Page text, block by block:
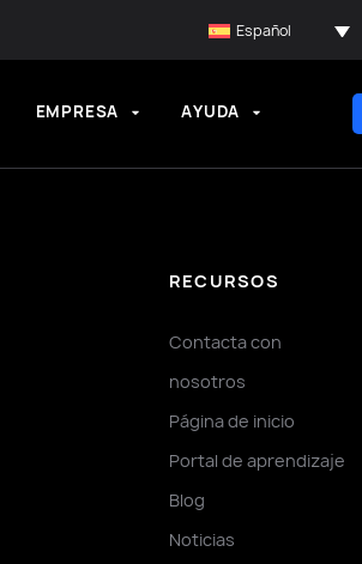
Español
EMPRESA AYUDA
RECURSOS
Contacta con
nosotros
Página de inicio
Portal de aprendizaje
Blog
Noticias